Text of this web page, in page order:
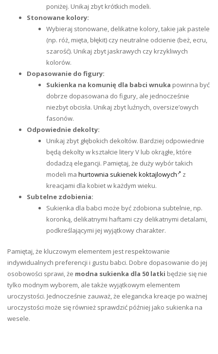
poniżej. Unikaj zbyt krótkich modeli.
Stonowane kolory:
Wybieraj stonowane, delikatne kolory, takie jak pastele
(np. róż, mięta, błękit) czy neutralne odcienie (beż, ecru,
szarość). Unikaj zbyt jaskrawych czy krzykliwych
kolorów.
Dopasowanie do figury:
Sukienka na komunię dla babci wnuka powinna być
dobrze dopasowana do figury, ale jednocześnie
niezbyt obcisła. Unikaj zbyt luźnych, oversize’owych
fasonów.
Odpowiednie dekolty:
Unikaj zbyt głębokich dekoltów. Bardziej odpowiednie
będą dekolty w kształcie litery V lub okrągłe, które
dodadzą elegancji. Pamiętaj, że duży wybór takich
modeli ma hurtownia sukienek koktajlowych
z
kreacjami dla kobiet w każdym wieku.
Subtelne zdobienia:
Sukienka dla babci może być zdobiona subtelnie, np.
koronką, delikatnymi haftami czy delikatnymi detalami,
podkreślającymi jej wyjątkowy charakter.
Pamiętaj, że kluczowym elementem jest respektowanie
indywidualnych preferencji i gustu babci. Dobre dopasowanie do jej
osobowości sprawi, że modna sukienka dla 50 latki będzie się nie
tylko modnym wyborem, ale także wyjątkowym elementem
uroczystości. Jednocześnie zauważ, że elegancka kreacje po ważnej
uroczystości może się również sprawdzić później jako sukienka na
wesele.